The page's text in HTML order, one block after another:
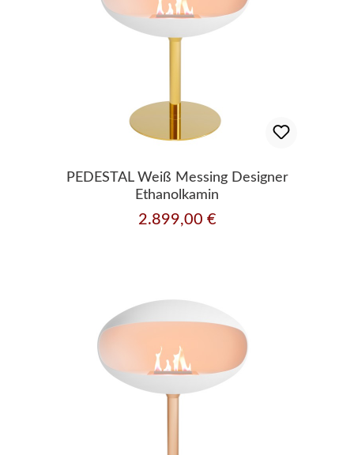
PEDESTAL Weiß Messing Designer
Ethanolkamin
Regulärer Preis:
2.899,00 €